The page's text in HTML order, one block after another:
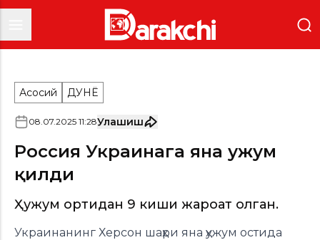
Асосий ДУНË
08.07.2025 11:28Улашиш
Россия Украинага яна ҳужум
қилди
Ҳужум ортидан 9 киши жароҳат олган.
Украинанинг Херсон шаҳри яна ҳужум остида